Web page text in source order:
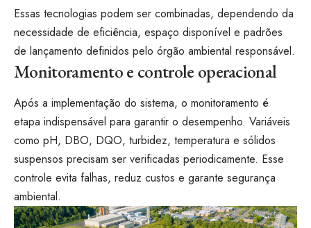
Essas tecnologias podem ser combinadas, dependendo da
necessidade de eficiência, espaço disponível e padrões
de lançamento definidos pelo órgão ambiental responsável.
Monitoramento e controle operacional
Após a implementação do sistema, o monitoramento é
etapa indispensável para garantir o desempenho. Variáveis
como pH, DBO, DQO, turbidez, temperatura e sólidos
suspensos precisam ser verificadas periodicamente. Esse
controle evita falhas, reduz custos e garante segurança
ambiental.